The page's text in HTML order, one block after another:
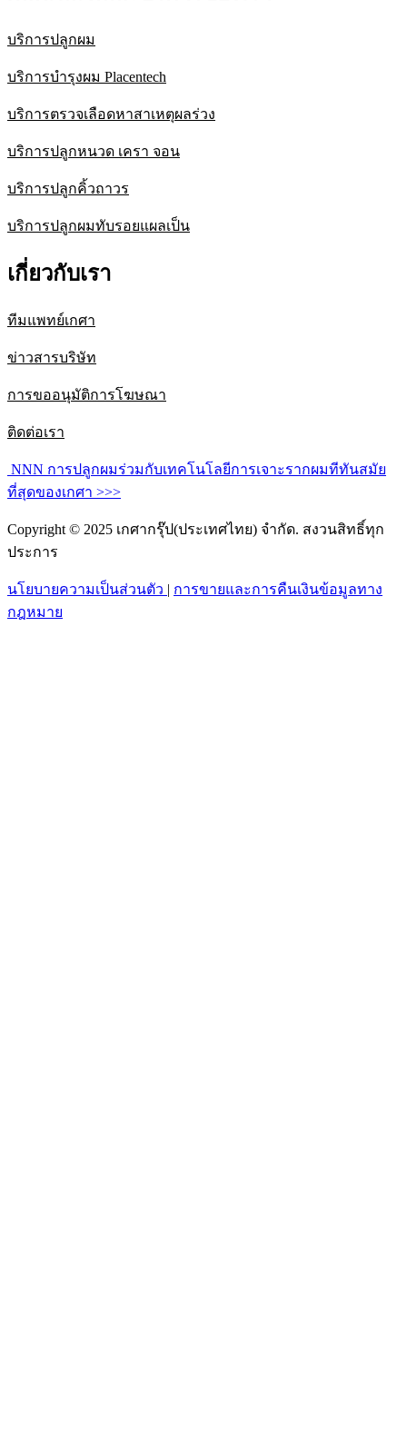
บริการปลูกผม
บริการบำรุงผม Placentech
บริการตรวจเลือดหาสาเหตุผลร่วง
บริการปลูกหนวด เครา จอน
บริการปลูกคิ้วถาวร
บริการปลูกผมทับรอยแผลเป็น
เกี่ยวกับเรา
ทีมแพทย์เกศา
ข่าวสารบริษัท
การขออนุมัติการโฆษณา
ติดต่อเรา
NNN การปลูกผมร่วมกับเทคโนโลยีการเจาะรากผมทีทันสมัย
ที่สุดของเกศา >>>
Copyright © 2025 เกศากรุ๊ป(ประเทศไทย) จำกัด. สงวนสิทธิ์ทุก
ประการ
นโยบายความเป็นส่วนตัว | การขายและการคืนเงินข้อมูลทาง
กฎหมาย